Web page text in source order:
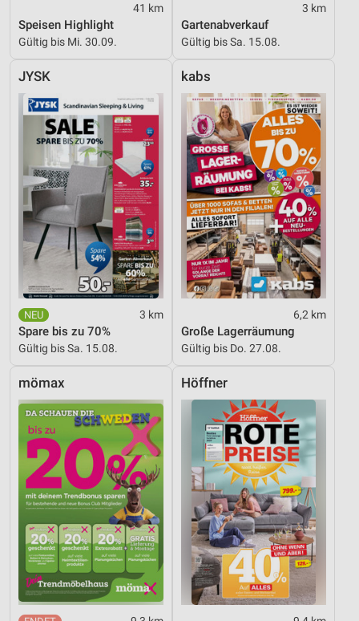
41 km
Speisen Highlight
Gültig bis Mi. 30.09.
3 km
Gartenabverkauf
Gültig bis Sa. 15.08.
JYSK
3 km
Spare bis zu 70%
Gültig bis Sa. 15.08.
kabs
6,2 km
Große Lagerräumung
Gültig bis Do. 27.08.
mömax Höffner